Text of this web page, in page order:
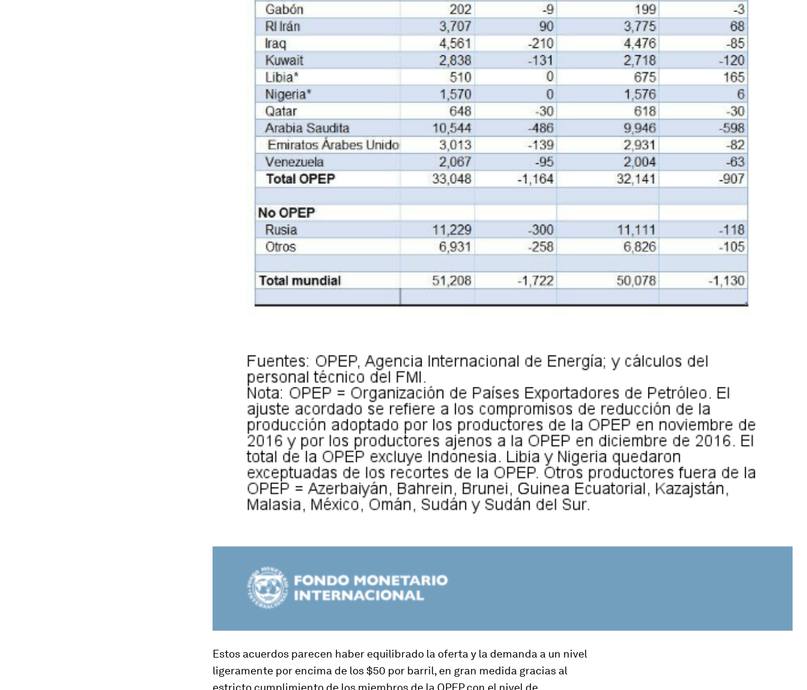
Estos acuerdos parecen haber equilibrado la oferta y la demanda a un nivel
ligeramente por encima de los $50 por barril, en gran medida gracias al
estricto cumplimiento de los miembros de la OPEP con el nivel de